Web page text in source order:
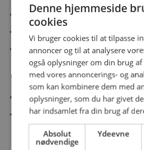
Cateringmesse Nord
Cateringmesse Thy
Information
Cookiepolitk
Persondatapolitik
© Dansk Cater A/S - All
Denne hjemmeside
cookies
Vi bruger cookies til at tilpasse
annoncer og til at analysere
også oplysninger om din brug
med vores annoncerings- og
som kan kombinere dem med
oplysninger, som du har givet
har indsamlet fra din brug af
Absolut
nødvendige
Ydeevne